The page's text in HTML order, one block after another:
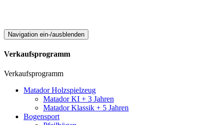
Navigation ein-/ausblenden
Verkaufsprogramm
Verkaufsprogramm
Matador Holzspielzeug
Matador KI + 3 Jahren
Matador Klassik + 5 Jahren
Bogensport